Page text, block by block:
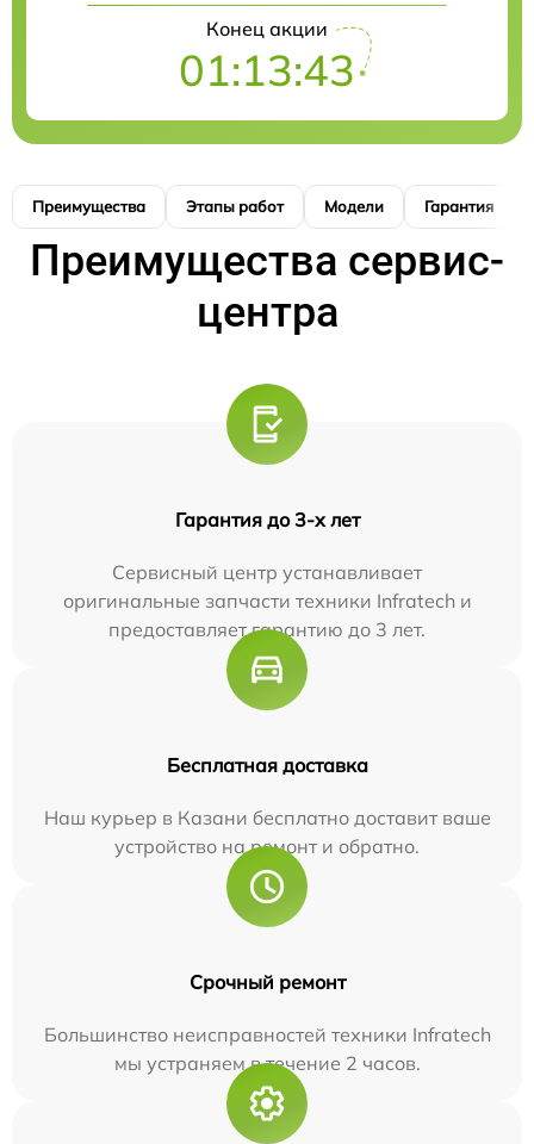
Конец акции
01:13:42
Преимущества Этапы работ Модели Гарантия
Преимущества сервис-
центра
Гарантия до 3-х лет
Сервисный центр устанавливает
оригинальные запчасти техники Infratech и
предоставляет гарантию до 3 лет.
Бесплатная доставка
Наш курьер в Казани бесплатно доставит ваше
устройство на ремонт и обратно.
Срочный ремонт
Большинство неисправностей техники Infratech
мы устраняем в течение 2 часов.